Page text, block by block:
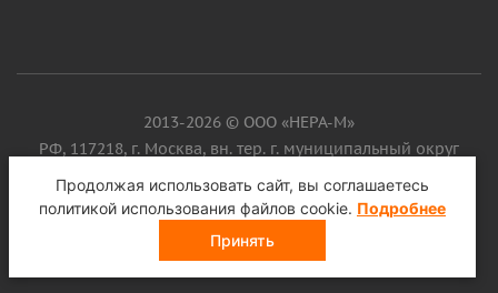
2013-2026 © ООО «НЕРА-М»
РФ, 117218, г. Москва, вн. тер. г. муниципальный округ
Котловка, ул. Большая Черёмушкинская, д. 25, стр. 97, ИНН
9718086924, ОГРН 1187746099750
Продолжая использовать сайт, вы соглашаетесь
политикой использования файлов cookie. Подробнее
Принять